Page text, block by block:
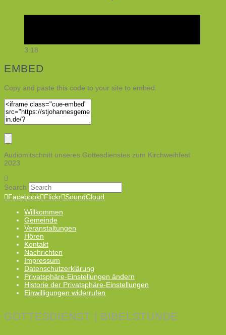
3:18
EMBED
Copy and paste this code to your site to embed.
Audiomitschnitt unseres Gottesdienstes zum Kirchweihfest
2023
Search
Facebook Flickr SoundCloud
Willkommen
Gemeinde
Veranstaltungen
Hören
Kontakt
Nachrichten
Impressum
Datenschutzerklärung
Privatsphäre-Einstellungen ändern
Historie der Privatsphäre-Einstellungen
Einwilligungen widerrufen
GOTTESDIENST | BIBELSTUNDE